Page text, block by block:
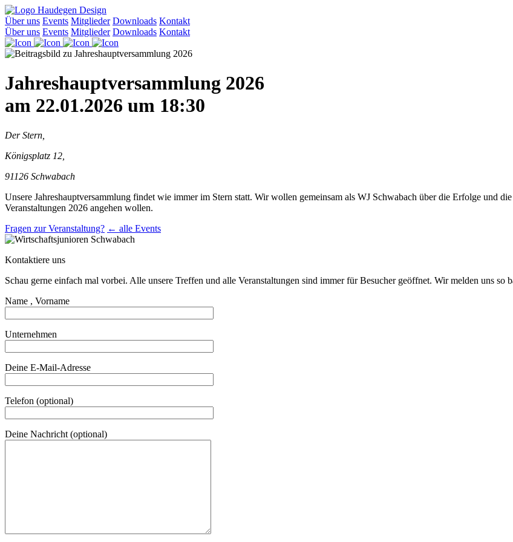
Über uns Events Mitglieder Downloads Kontakt
Über uns Events Mitglieder Downloads Kontakt
Jahreshauptversammlung 2026
am 22.01.2026 um 18:30
Der Stern,
Königsplatz 12,
91126 Schwabach
Unsere Jahreshauptversammlung findet wie immer im Stern statt. Wir wollen gemeinsam als WJ Schwabach über die Erfolge und
Veranstaltungen 2026 angehen wollen.
Fragen zur Veranstaltung? ← alle Events
Kontaktiere uns
Schau gerne einfach mal vorbei. Alle unsere Treffen und alle Veranstaltungen sind immer für Besucher geöffnet. Wir melden uns so
Name , Vorname
Unternehmen
Deine E-Mail-Adresse
Telefon (optional)
Deine Nachricht (optional)